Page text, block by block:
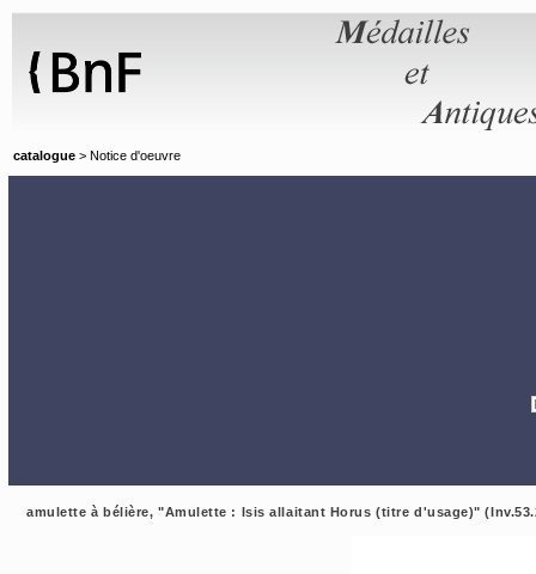
catalogue > Notice d'oeuvre
amulette à bélière, "Amulette : Isis allaitant Horus (titre d'usage)"